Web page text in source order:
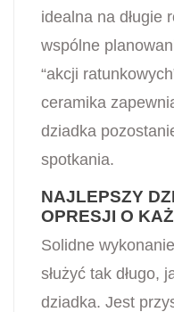
idealna na długie
wspólne
“akcji
ceramika
dziadka
spotkania.
NAJLEPSZY
OPRESJI O
Solidne
służyć tak długo,
dziadka. Jest